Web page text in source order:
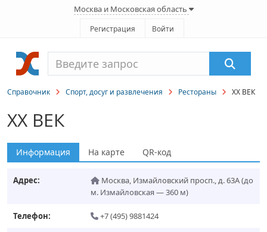
Москва и Московская область
Регистрация Войти
Справочник Спорт, досуг и развлечения Рестораны XX ВЕК
XX ВЕК
Информация На карте QR-код
Адрес: Москва, Измайловский просп., д. 63А(до
м. Измайловская — 360 м)
Телефон: +7 (495) 9881424